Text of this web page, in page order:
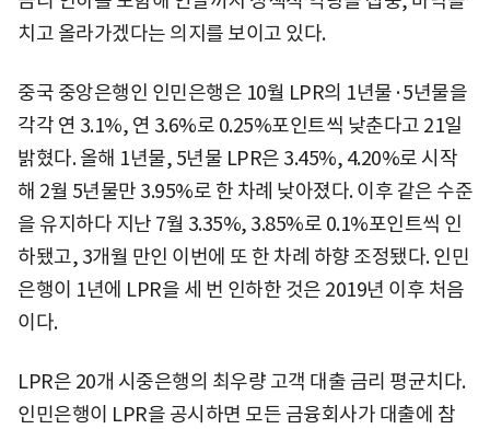
치고 올라가겠다는 의지를 보이고 있다.
중국 중앙은행인 인민은행은 10월 LPR의 1년물·5년물을
각각 연 3.1%, 연 3.6%로 0.25%포인트씩 낮춘다고 21일
밝혔다. 올해 1년물, 5년물 LPR은 3.45%, 4.20%로 시작
해 2월 5년물만 3.95%로 한 차례 낮아졌다. 이후 같은 수준
을 유지하다 지난 7월 3.35%, 3.85%로 0.1%포인트씩 인
하됐고, 3개월 만인 이번에 또 한 차례 하향 조정됐다. 인민
은행이 1년에 LPR을 세 번 인하한 것은 2019년 이후 처음
이다.
LPR은 20개 시중은행의 최우량 고객 대출 금리 평균치다.
인민은행이 LPR을 공시하면 모든 금융회사가 대출에 참